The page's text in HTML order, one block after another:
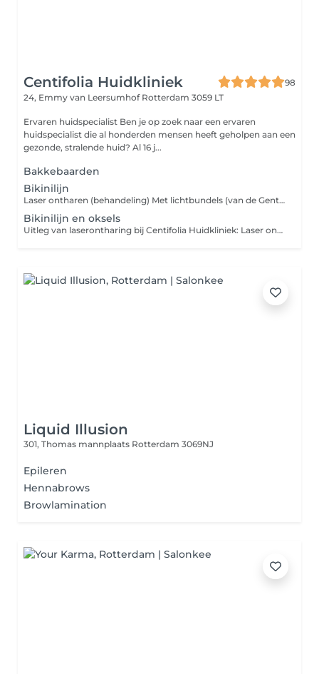
Centifolia Huidkliniek
98
24, Emmy van Leersumhof Rotterdam 3059 LT
Ervaren huidspecialist Ben je op zoek naar een ervaren
huidspecialist die al honderden mensen heeft geholpen aan een
gezonde, stralende huid? Al 16 j...
Bakkebaarden
Bikinilijn
Laser ontharen (behandeling) Met lichtbundels (van de GentleMax Pro-laser) verwarmen we je gezichtshaar. Hierdoor gaan de haartjes kapot en komen ze niet meer terug. Uitleg van laserontharing bij Centifolia Huidkliniek: 80% permanent verwijderd: de overige 20% worden lichte donshaartjes Geschikt voor elk huidtype: van lichte tot donkere huid Korte behandeltijd: 10-30 minuten, afhankelijk van het gebied. Korte hersteltijd: je kunt 2-3 dagen na de behandeling weer sporten
Bikinilijn en oksels
Uitleg van laserontharing bij Centifolia Huidkliniek: Laser ontharen (behandeling) Met lichtbundels van de laserstraal verwarmen we je gezichtshaar. Hierdoor gaan de haartjes kapot en komen ze niet meer terug. 80% permanent verwijderd: de overige 20% worden lichte donshaartjes Geschikt voor elk huidtype: van lichte tot donkere huid Korte behandeltijd: 25-40 minuten, afhankelijk van het gebied. Korte hersteltijd: je kunt 2-3 dagen na de behandeling weer sporten
Liquid Illusion
301, Thomas mannplaats Rotterdam 3069NJ
Epileren
Hennabrows
Browlamination